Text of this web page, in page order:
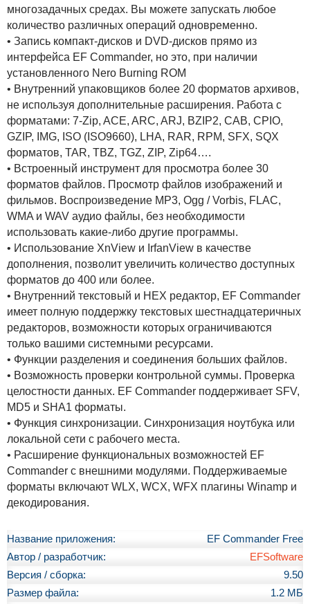
многозадачных средах. Вы можете запускать любое
количество различных операций одновременно.
• Запись компакт-дисков и DVD-дисков прямо из
интерфейса EF Commander, но это, при наличии
установленного Nero Burning ROM
• Внутренний упаковщиков более 20 форматов архивов,
не используя дополнительные расширения. Работа с
форматами: 7-Zip, ACE, ARC, ARJ, BZIP2, CAB, CPIO,
GZIP, IMG, ISO (ISO9660), LHA, RAR, RPM, SFX, SQX
форматов, TAR, TBZ, TGZ, ZIP, Zip64….
• Встроенный инструмент для просмотра более 30
форматов файлов. Просмотр файлов изображений и
фильмов. Воспроизведение MP3, Ogg / Vorbis, FLAC,
WMA и WAV аудио файлы, без необходимости
использовать какие-либо другие программы.
• Использование XnView и IrfanView в качестве
дополнения, позволит увеличить количество доступных
форматов до 400 или более.
• Внутренний текстовый и HEX редактор, EF Commander
имеет полную поддержку текстовых шестнадцатеричных
редакторов, возможности которых ограничиваются
только вашими системными ресурсами.
• Функции разделения и соединения больших файлов.
• Возможность проверки контрольной суммы. Проверка
целостности данных. EF Commander поддерживает SFV,
MD5 и SHA1 форматы.
• Функция синхронизации. Синхронизация ноутбука или
локальной сети с рабочего места.
• Расширение функциональных возможностей EF
Commander с внешними модулями. Поддерживаемые
форматы включают WLX, WCX, WFX плагины Winamp и
декодирования.
Название приложения:
EF Commander Free
Автор / разработчик:
EFSoftware
Версия / сборка:
9.50
Размер файла:
1.2 МБ